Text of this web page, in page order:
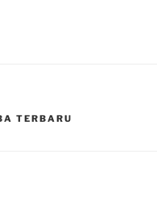
TERBARU